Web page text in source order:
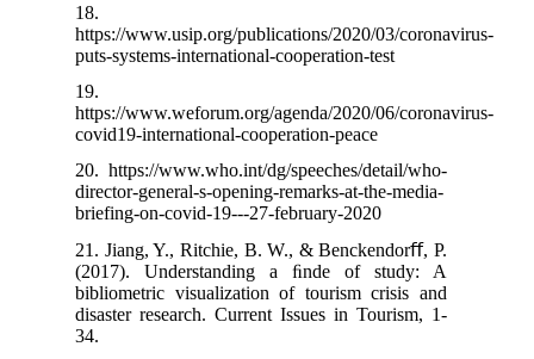
18.
https://www.usip.org/publications/2020/03/coronavirus-
puts-systems-international-cooperation-test
19.
https://www.weforum.org/agenda/2020/06/coronavirus-
covid19-international-cooperation-peace
20. https://www.who.int/dg/speeches/detail/who-
director-general-s-opening-remarks-at-the-media-
briefing-on-covid-19---27-february-2020
21. Jiang, Y., Ritchie, B. W., & Benckendorﬀ, P.
(2017). Understanding a ﬁnde of study: A
bibliometric visualization of tourism crisis and
disaster research. Current Issues in Tourism, 1-
34.